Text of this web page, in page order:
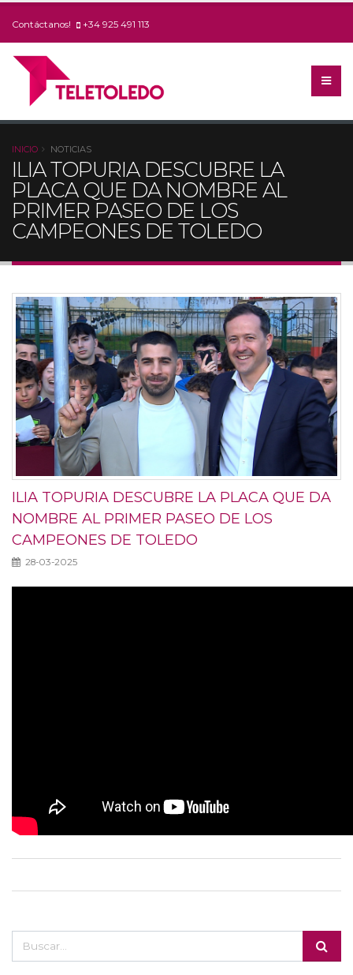
Contáctanos! +34 925 491 113
INICIO NOTICIAS
ILIA TOPURIA DESCUBRE LA
PLACA QUE DA NOMBRE AL
PRIMER PASEO DE LOS
CAMPEONES DE TOLEDO
ILIA TOPURIA DESCUBRE LA PLACA QUE DA
NOMBRE AL PRIMER PASEO DE LOS
CAMPEONES DE TOLEDO
28-03-2025